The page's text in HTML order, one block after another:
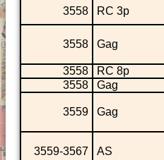
3558 RC 3p
3558 Gag
3558 RC 8p
3558
Gag
3559 Gag
3559-3567 AS